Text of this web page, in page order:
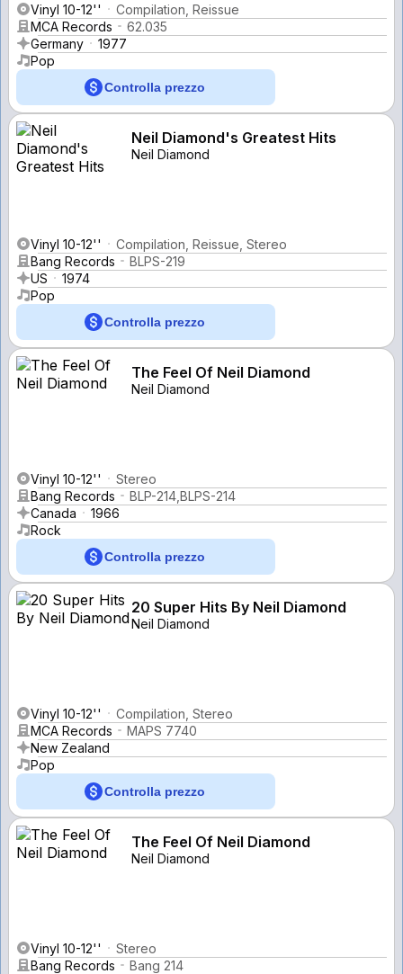
Vinyl 10-12''
Compilation, Reissue
MCA Records
62.035
Germany
1977
Pop
Controlla prezzo
Neil Diamond's Greatest Hits
Neil Diamond
Vinyl 10-12''
Compilation, Reissue, Stereo
Bang Records
BLPS-219
US
1974
Pop
Controlla prezzo
The Feel Of Neil Diamond
Neil Diamond
Vinyl 10-12''
Stereo
Bang Records
BLP-214,BLPS-214
Canada
1966
Rock
Controlla prezzo
20 Super Hits By Neil Diamond
Neil Diamond
Vinyl 10-12''
Compilation, Stereo
MCA Records
MAPS 7740
New Zealand
Pop
Controlla prezzo
The Feel Of Neil Diamond
Neil Diamond
Vinyl 10-12''
Stereo
Bang Records
Bang 214